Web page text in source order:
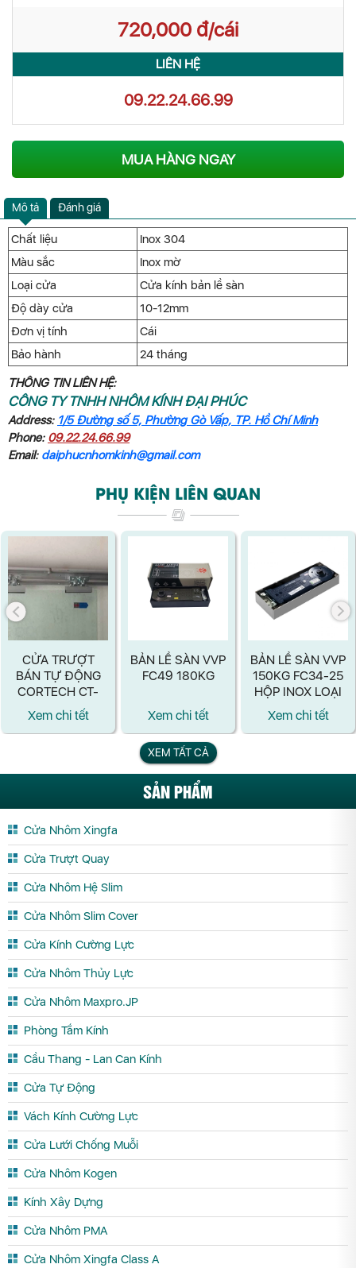
720,000 đ/cái
LIÊN HỆ
09.22.24.66.99
MUA HÀNG NGAY
Mô tả Đánh giá
Chất liệu
Inox 304
Màu sắc
Inox mờ
Loại cửa
Cửa kính bản lề sàn
Độ dày cửa
10-12mm
Đơn vị tính
Cái
Bảo hành
24 tháng
THÔNG TIN LIÊN HỆ:
CÔNG TY TNHH NHÔM KÍNH ĐẠI PHÚC
Address: 1/5 Đường số 5, Phường Gò Vấp, TP. Hồ Chí Minh
Phone: 09.22.24.66.99
Email: daiphucnhomkinh@gmail.com
PHỤ KIỆN LIÊN QUAN
CỬA TRƯỢT
BÁN TỰ ĐỘNG
CORTECH CT-
806SA
Xem chi tết
BẢN LỀ SÀN VVP
FC49 180KG
Xem chi tết
BẢN LỀ SÀN VVP
150KG FC34-25
HỘP INOX LOẠI
TỐT
Xem chi tết
XEM TẤT CẢ
SẢN PHẨM
Cửa Nhôm Xingfa
Cửa Trượt Quay
Cửa Nhôm Hệ Slim
Cửa Nhôm Slim Cover
Cửa Kính Cường Lực
Cửa Nhôm Thủy Lực
Cửa Nhôm Maxpro.JP
Phòng Tắm Kính
Cầu Thang - Lan Can Kính
Cửa Tự Động
Vách Kính Cường Lực
Cửa Lưới Chống Muỗi
Cửa Nhôm Kogen
Kính Xây Dựng
Cửa Nhôm PMA
Cửa Nhôm Xingfa Class A